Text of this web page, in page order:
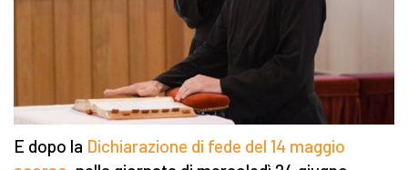
E dopo la Dichiarazione di fede del 14 maggio